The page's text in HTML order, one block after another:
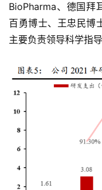
首
BioPharma、德国拜
百勇博士、王忠民博
主要负责领导科学指